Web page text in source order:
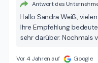
Antwort des
Hallo Sandra Weiß,
Ihre Empfehlung
sehr darüber. Nochmals
zu berichten. Wir
Vor 4 Jahren auf Google